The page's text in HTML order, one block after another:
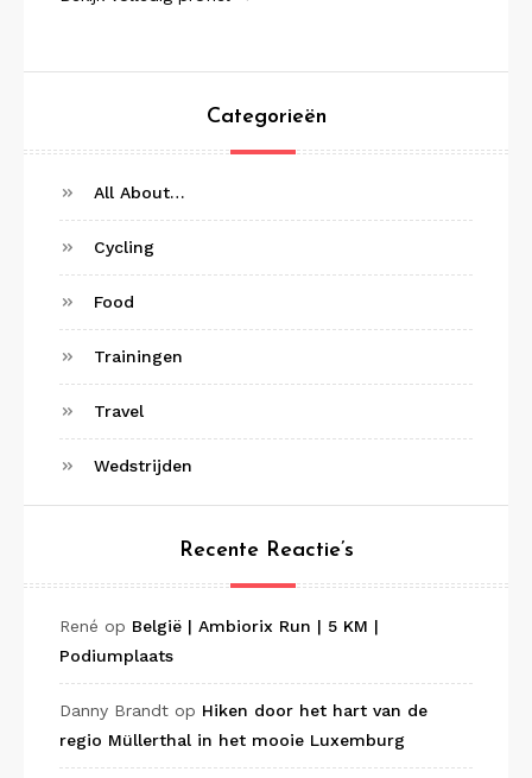
Categorieën
All About…
Cycling
Food
Trainingen
Travel
Wedstrijden
Recente Reactie’s
René op België | Ambiorix Run | 5 KM |
Podiumplaats
Danny Brandt op Hiken door het hart van de
regio Müllerthal in het mooie Luxemburg